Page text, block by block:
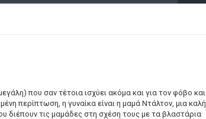
που σαν τέτοια ισχύει ακόμα και για τον φόβο και
περίπτωση, η γυναίκα είναι η μαμά Ντάλτον, μια καλή
διέπουν τις μαμάδες στη σχέση τους με τα βλαστάρια